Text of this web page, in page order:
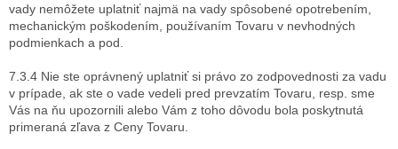
vady nemôžete uplatniť najmä na vady spôsobené opotrebením,
mechanickým poškodením, používaním Tovaru v nevhodných
podmienkach a pod.
7.3.4 Nie ste oprávnený uplatniť si právo zo zodpovednosti za vadu
v prípade, ak ste o vade vedeli pred prevzatím Tovaru, resp. sme
Vás na ňu upozornili alebo Vám z toho dôvodu bola poskytnutá
primeraná zľava z Ceny Tovaru.